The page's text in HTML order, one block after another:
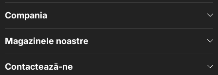
Compania
Magazinele noastre
Contactează-ne